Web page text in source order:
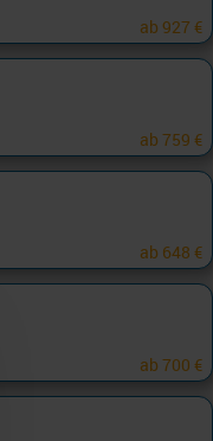
ab 927 €
ab 759 €
ab 648 €
ab 700 €